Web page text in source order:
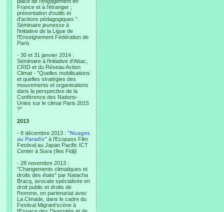
France et à l'étranger ;
présentation d'outils et
d'actions pédagogiques ".
Séminaire jeunesse à
l'initiative de la Ligue de
l'Enseignement Fédération de
Paris
- 30 et 31 janvier 2014 :
Séminaire à l'initiative d'Attac,
CRID et du Réseau Action
Climat - "Quelles mobilisations
et quelles stratégies des
mouvements et organisations
dans la perspective de la
Conférence des Nations-
Unies sur le climat Paris 2015
?"
2013
- 8 décembre 2013 : "Nuages
au Paradis" à l'Ecopass Film
Festival au Japan Pacific ICT
Center à Suva (Iles Fidji)
- 28 novembre 2013 :
"Changements climatiques et
droits des états" par Natacha
Bracq, avocate spécialisée en
droit public et droits de
l'homme, en partenariat avec
La Cimade, dans le cadre du
Festival Migrant'scène à